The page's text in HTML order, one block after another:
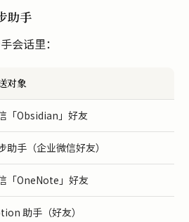
助手
会话里：
对象
「Obsidian」好友
助手（企业微信好友）
「OneNote」好友
助手（好友）